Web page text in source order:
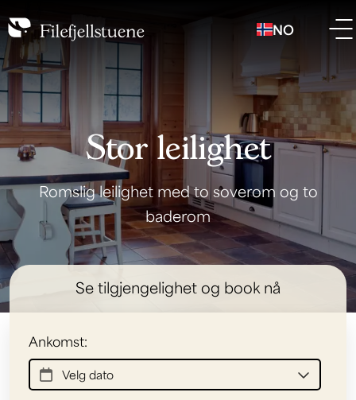
NO
Stor leilighet
Romslig leilighet med to soverom og to
baderom
Se tilgjengelighet og book nå